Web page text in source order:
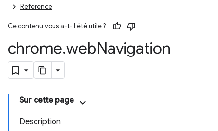
Reference
Ce contenu vous a-t-il été utile ?
chrome.webNavigation
Sur cette page
Description